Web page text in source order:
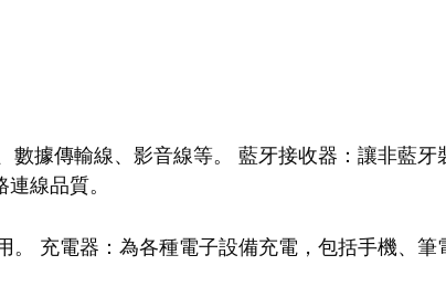
據傳輸線、影音線等。 藍牙接收器：讓非藍牙
線品質。
充電器：為各種電子設備充電，包括手機、